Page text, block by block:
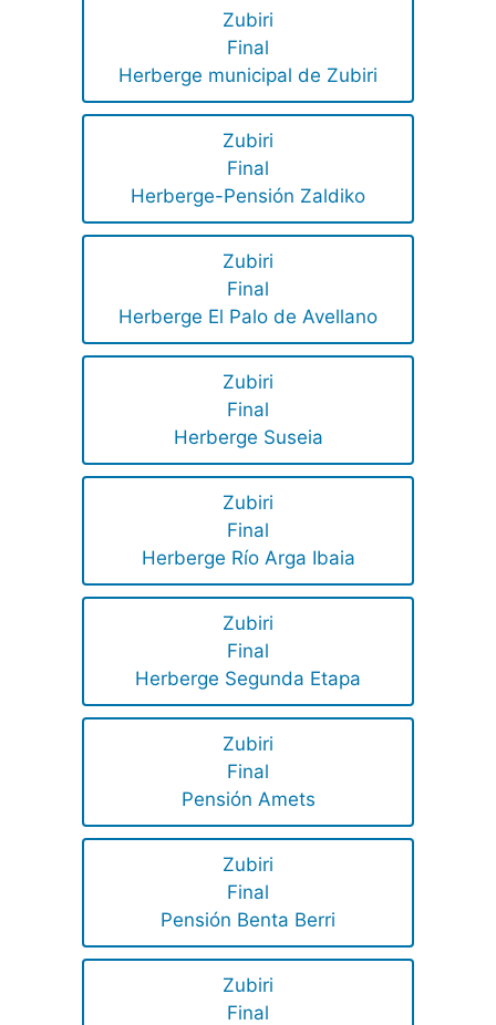
Zubiri
Final
Herberge municipal de Zubiri
Zubiri
Final
Herberge-Pensión Zaldiko
Zubiri
Final
Herberge El Palo de Avellano
Zubiri
Final
Herberge Suseia
Zubiri
Final
Herberge Río Arga Ibaia
Zubiri
Final
Herberge Segunda Etapa
Zubiri
Final
Pensión Amets
Zubiri
Final
Pensión Benta Berri
Zubiri
Final